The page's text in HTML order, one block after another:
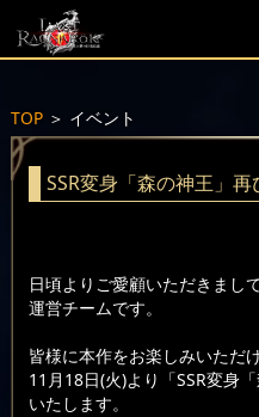
TOP＞ イベント
SSR変身「森の神王」再
日頃よりご愛顧いただきまし
運営チームです。
皆様に本作をお楽しみいただけ
11月18日(火)より「SSR変身
いたします。